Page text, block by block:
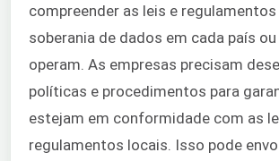
compreender as leis e
soberania de dados em cada país
operam. As empresas precisam
políticas e procedimentos para
estejam em conformidade com as
regulamentos locais. Isso pode